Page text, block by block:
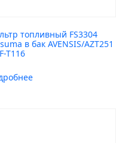
топливный FS3304
в бак AVENSIS/AZT251
T116